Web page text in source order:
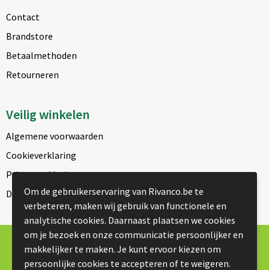
Contact
Brandstore
Betaalmethoden
Retourneren
Veilig winkelen
Algemene voorwaarden
Cookieverklaring
Privacyverklaring
Disclaimer
© Copyright Rivanco 2026
Om de gebruikerservaring van Rivanco.be te
verbeteren, maken wij gebruik van functionele en
analytische cookies. Daarnaast plaatsen we cookies
om je bezoek en onze communicatie persoonlijker en
makkelijker te maken. Je kunt ervoor kiezen om
persoonlijke cookies te accepteren of te weigeren.